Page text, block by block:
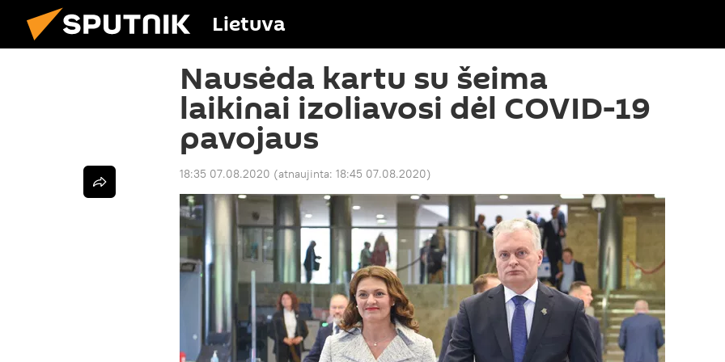
Lietuva
Nausėda kartu su šeima
laikinai izoliavosi dėl COVID-19
pavojaus
18:35 07.08.2020 (atnaujinta: 18:45 07.08.2020)